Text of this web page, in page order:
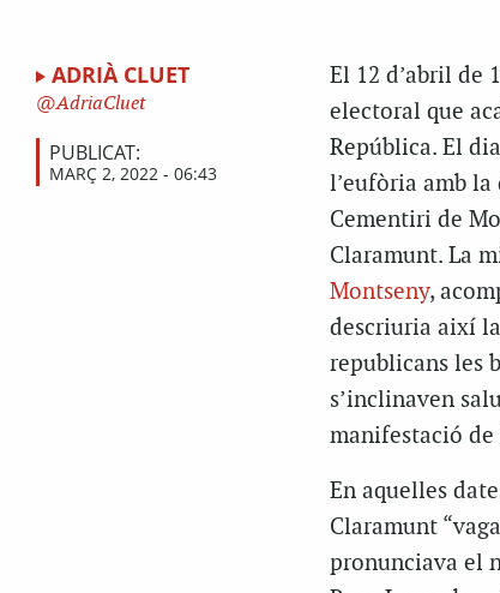
ADRIÀ CLUET
AdriaCluet
PUBLICAT:
MARÇ 2, 2022 - 06:43
El 12 d’abril de
electoral que
República. El
l’eufòria amb la
Cementiri de
Claramunt. La
Montseny,
descriuria així
republicans les
s’inclinaven
manifestació
En aquelles
Claramunt
pronunciava el